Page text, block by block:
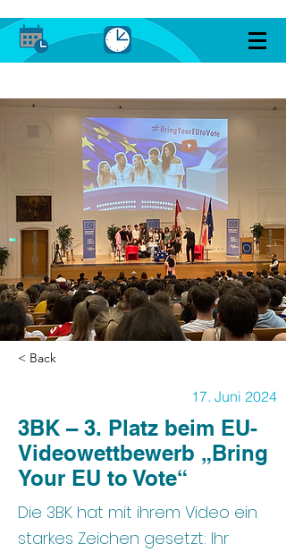
< Back
17. Juni 2024
3BK – 3. Platz beim EU-
Videowettbewerb „Bring
Your EU to Vote“
Die 3BK hat mit ihrem Video ein
starkes Zeichen gesetzt: Ihr